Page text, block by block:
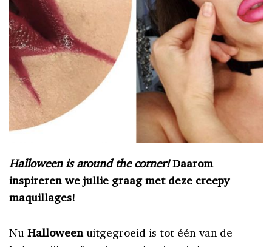
Halloween is around the corner!Daarom
inspireren we jullie graag met deze creepy
maquillages!
Nu Halloweenuitgegroeid is tot één van de